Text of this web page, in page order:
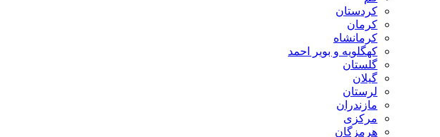
کردستان
کرمان
کرمانشاه
کهگلویه و بویر احمد
گلستان
گیلان
لرستان
مازندران
مرکزی
هرمزگان